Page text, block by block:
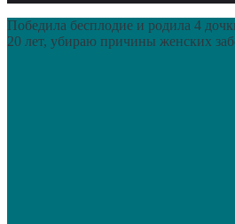
Победила бесплодие и родила 4
20 лет, убираю причины женских